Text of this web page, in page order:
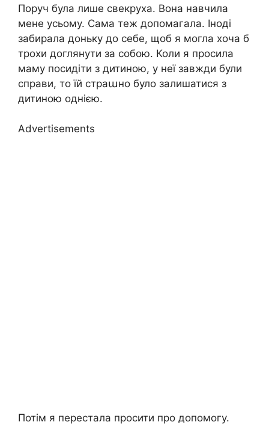
Поруч була лише свекруха. Вона навчила
мене усьому. Сама теж допомагала. Іноді
забирала доньку до себе, щоб я могла хоча б
трохи доглянути за собою. Коли я просила
маму посидіти з дитиною, у неї завжди були
справи, то їй страաно було залишатися з
дитиною однією.
Advertisements
Потім я перестала просити про допомогу.